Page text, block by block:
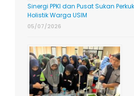
Sinergi PPKI dan Pusat Sukan
Holistik Warga USIM
05/07/2026